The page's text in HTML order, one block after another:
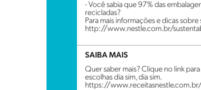
- Você sabia que 97% das
recicladas?
Para mais informações e dicas
http://www.nestle.com.br/
SAIBA MAIS
Quer saber mais? Clique no link
escolhas dia sim, dia sim.
https://